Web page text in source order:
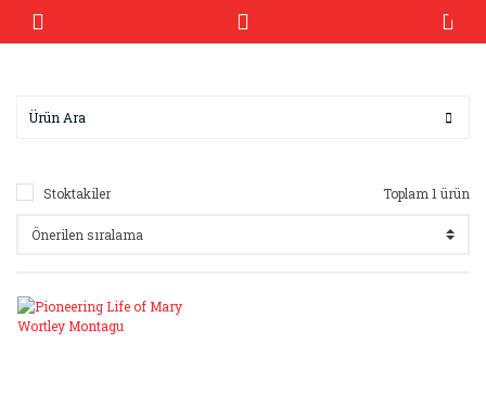
Stoktakiler Toplam 1 ürün